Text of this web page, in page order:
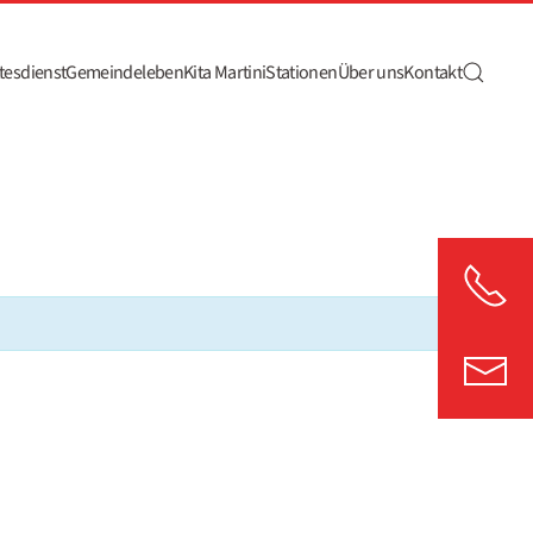
GemeindelebenKita MartiniStationenÜber unsKontakt